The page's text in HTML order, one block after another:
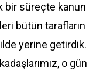
bir süreçte kanun
bütün tarafların
yerine getirdik.
o gün